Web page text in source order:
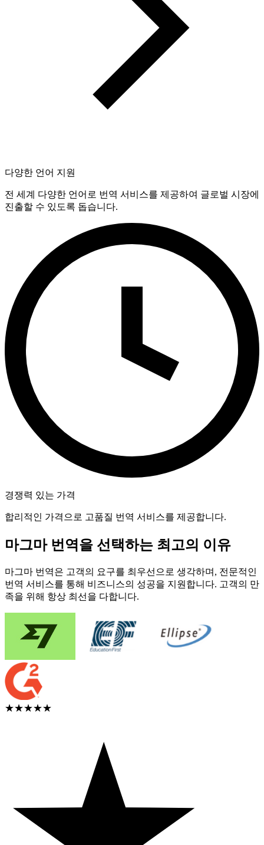
다양한 언어 지원
전 세계 다양한 언어로 번역 서비스를 제공하여 글로벌 시장에
진출할 수 있도록 돕습니다.
경쟁력 있는 가격
합리적인 가격으로 고품질 번역 서비스를 제공합니다.
마그마 번역을 선택하는 최고의 이유
마그마 번역은 고객의 요구를 최우선으로 생각하며, 전문적인
번역 서비스를 통해 비즈니스의 성공을 지원합니다. 고객의 만
족을 위해 항상 최선을 다합니다.
★★★★★